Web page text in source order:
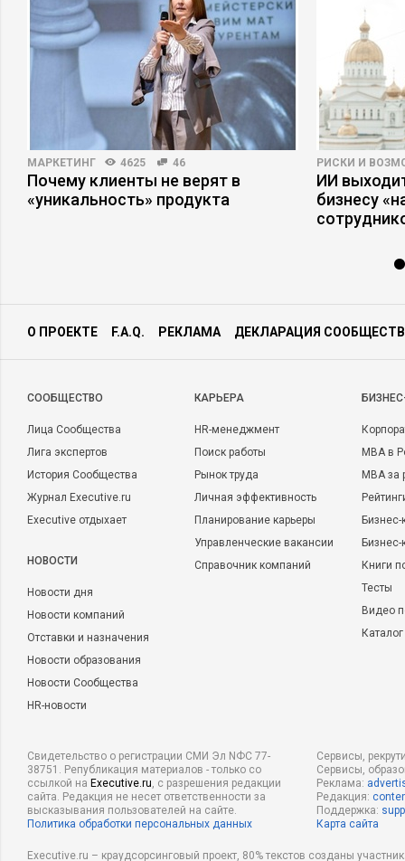
МАРКЕТИНГ 4625 46
Почему клиенты не верят в
«уникальность» продукта
РИСКИ И
ИИ
бизнесу
О ПРОЕКТЕ F.A.Q. РЕКЛАМА ДЕКЛАРАЦИЯ
CООБЩЕСТВО
Лица Сообщества
Лига экспертов
История Сообщества
Журнал Executive.ru
Executive отдыхает
НОВОСТИ
Новости дня
Новости компаний
Отставки и назначения
Новости образования
Новости Сообщества
HR-новости
КАРЬЕРА
HR-менеджмент
Поиск работы
Рынок труда
Личная эффективность
Планирование карьеры
Управленческие вакансии
Справочник компаний
MBA в
MBA
Бизнес-
Книги
Тесты
Видео
Свидетельство о регистрации СМИ Эл NФС 77-
38751. Републикация материалов - только со
ссылкой на Executive.ru, с разрешения редакции
сайта. Редакция не несет ответственности за
высказывания пользователей на сайте.
Политика обработки персональных данных
Сервисы,
Сервисы,
Реклама:
Редакция:
Поддержка:
Карта сайта
Executive.ru – краудсорсинговый проект, 80% текстов созданы